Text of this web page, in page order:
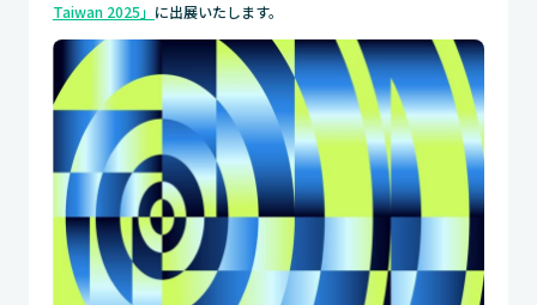
Taiwan 2025」 に出展いたします。